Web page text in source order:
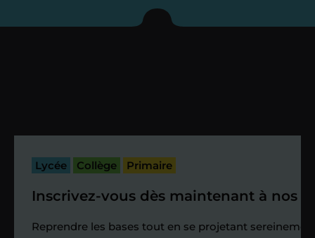
enseignant sous 72
passé.
Étape 4
Lycée Collège Primaire
Inscrivez-vous dès maintenant à nos
Reprendre les bases tout en se projetant